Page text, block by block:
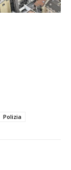
Polizia